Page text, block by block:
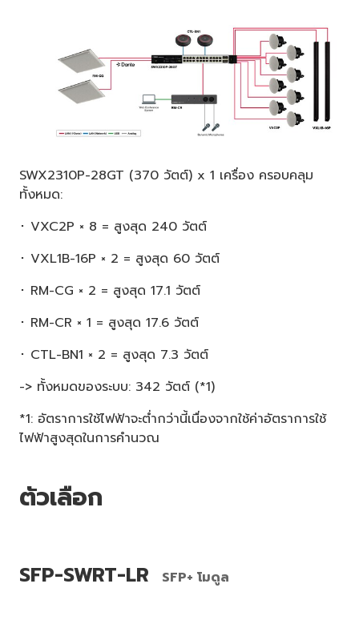
SWX2310P-28GT (370 วัตต์) x 1 เครื่อง ครอบคลุม
ทั้งหมด:
･ VXC2P × 8 = สูงสุด 240 วัตต์
･ VXL1B-16P × 2 = สูงสุด 60 วัตต์
･ RM-CG × 2 = สูงสุด 17.1 วัตต์
･ RM-CR × 1 = สูงสุด 17.6 วัตต์
･ CTL-BN1 × 2 = สูงสุด 7.3 วัตต์
-> ทั้งหมดของระบบ: 342 วัตต์ (*1)
*1: อัตราการใช้ไฟฟ้าจะต่ำกว่านี้เนื่องจากใช้ค่าอัตราการใช้
ไฟฟ้าสูงสุดในการคำนวณ
ตัวเลือก
SFP-SWRT-LR SFP+ โมดูล